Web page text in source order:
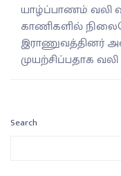
யாழ்ப்பாணம் வலி
காணிகளில்
இராணுவத்தினர்
முயற்சிப்பதாக
Search